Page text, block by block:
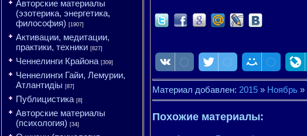
Авторские материалы
(эзотерика, энергетика,
философия) [1907]
Активации, медитации,
практики, техники [827]
Ченнелинги Крайона [309]
Ченнелинги Гайи, Лемурии,
Атлантидіы [87]
Публицистика [8]
Авторские материалы
(психология) [34]
Материал добавлен: 2015 » Ноябрь »
Похожие материалы: